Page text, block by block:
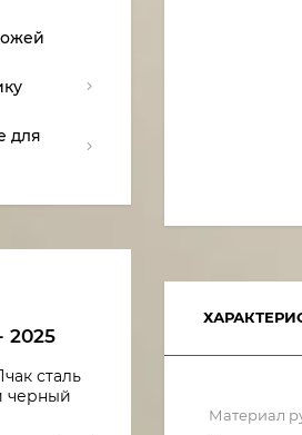
Материал
для
2025
сталь
черный